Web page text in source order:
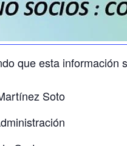
que esta información
Soto